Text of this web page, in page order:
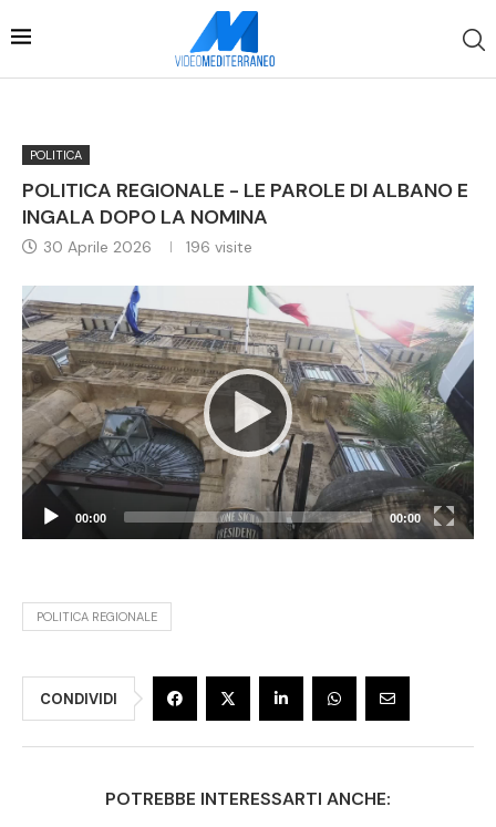
POLITICA
POLITICA REGIONALE - LE PAROLE DI ALBANO E
INGALA DOPO LA NOMINA
30 Aprile 2026 196 visite
Video
Player
00:00 00:00
POLITICA REGIONALE
CONDIVIDI
POTREBBE INTERESSARTI ANCHE: